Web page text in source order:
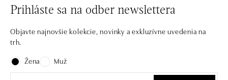
Prihláste sa na odber newslettera
Objavte najnovšie kolekcie, novinky a exkluzívne uvedenia na
trh.
Žena
Muž